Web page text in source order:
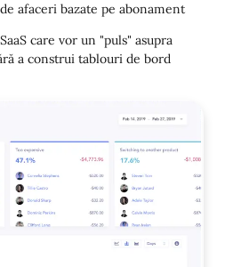
afaceri bazate pe abonament
care vor un "puls" asupra
a construi tablouri de bord